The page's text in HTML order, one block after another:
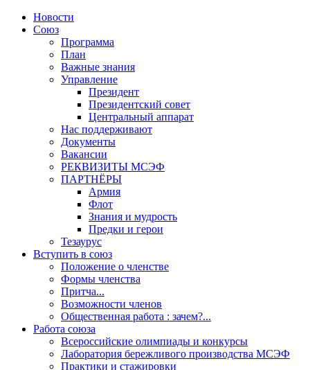
Новости
Союз
Программа
План
Важные знания
Управление
Президент
Президентский совет
Центральный аппарат
Нас поддерживают
Документы
Вакансии
РЕКВИЗИТЫ МСЭФ
ПАРТНЁРЫ
Армия
Флот
Знания и мудрость
Предки и герои
Тезаурус
Вступить в союз
Положение о членстве
Формы членства
Притча...
Возможности членов
Общественная работа : зачем?...
Работа союза
Всероссийские олимпиады и конкурсы
Лаборатория бережливого производства МСЭФ
Практики и стажировки